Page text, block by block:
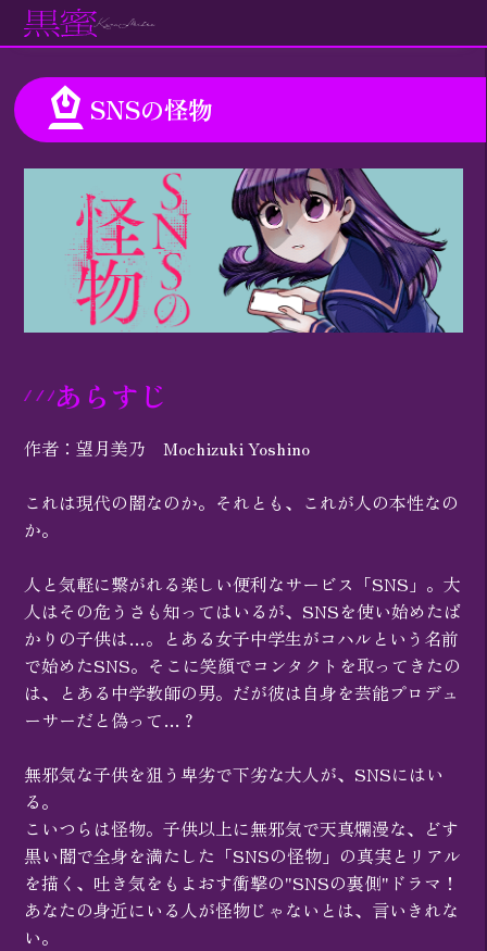
SNSの怪物
あらすじ
作者：望月美乃 Mochizuki Yoshino
これは現代の闇なのか。それとも、これが人の本性なの
か。
人と気軽に繋がれる楽しい便利なサービス「SNS」。大
人はその危うさも知ってはいるが、SNSを使い始めたば
かりの子供は…。とある女子中学生がコハルという名前
で始めたSNS。そこに笑顔でコンタクトを取ってきたの
は、とある中学教師の男。だが彼は自身を芸能プロデュ
ーサーだと偽って…？
無邪気な子供を狙う卑劣で下劣な大人が、SNSにはい
る。
こいつらは怪物。子供以上に無邪気で天真爛漫な、どす
黒い闇で全身を満たした「SNSの怪物」の真実とリアル
を描く、吐き気をもよおす衝撃の"SNSの裏側"ドラマ！
あなたの身近にいる人が怪物じゃないとは、言いきれな
い。